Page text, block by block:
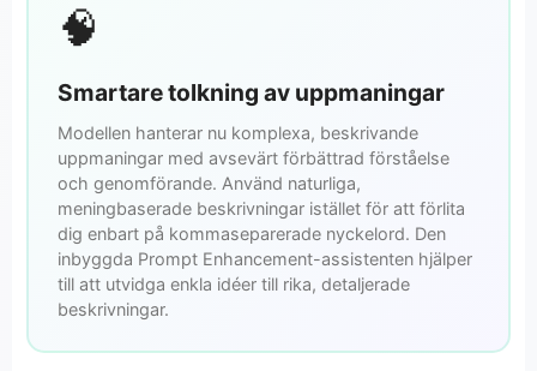
🧠
Smartare tolkning av uppmaningar
Modellen hanterar nu komplexa, beskrivande
uppmaningar med avsevärt förbättrad förståelse
och genomförande. Använd naturliga,
meningbaserade beskrivningar istället för att förlita
dig enbart på kommaseparerade nyckelord. Den
inbyggda Prompt Enhancement-assistenten hjälper
till att utvidga enkla idéer till rika, detaljerade
beskrivningar.